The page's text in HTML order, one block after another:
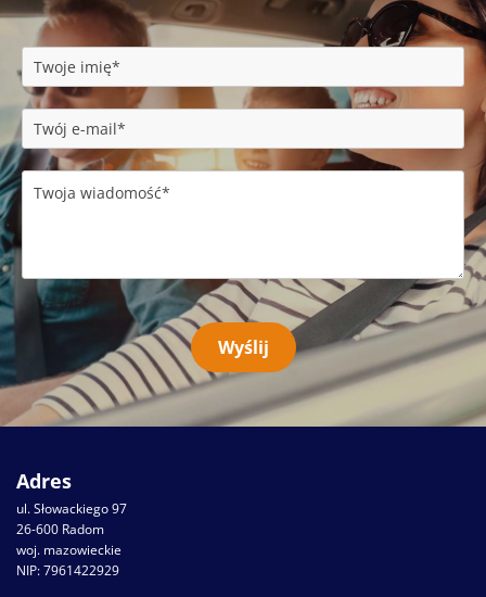
Adres
ul. Słowackiego 97
26-600 Radom
woj. mazowieckie
NIP: 7961422929